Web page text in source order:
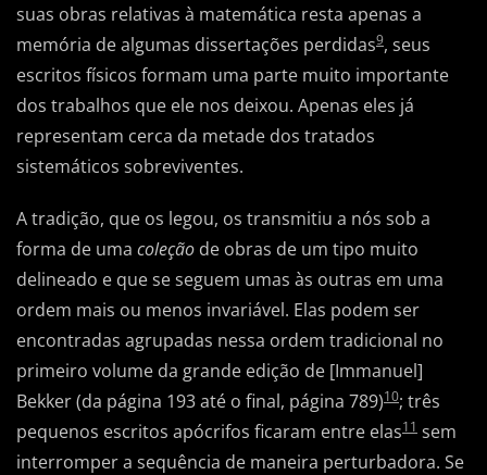
suas obras relativas à matemática resta apenas a
memória de algumas dissertações perdidas9, seus
escritos físicos formam uma parte muito importante
dos trabalhos que ele nos deixou. Apenas eles já
representam cerca da metade dos tratados
sistemáticos sobreviventes.
A tradição, que os legou, os transmitiu a nós sob a
forma de uma coleção de obras de um tipo muito
delineado e que se seguem umas às outras em uma
ordem mais ou menos invariável. Elas podem ser
encontradas agrupadas nessa ordem tradicional no
primeiro volume da grande edição de [Immanuel]
Bekker (da página 193 até o final, página 789)10; três
pequenos escritos apócrifos ficaram entre elas11 sem
interromper a sequência de maneira perturbadora. Se